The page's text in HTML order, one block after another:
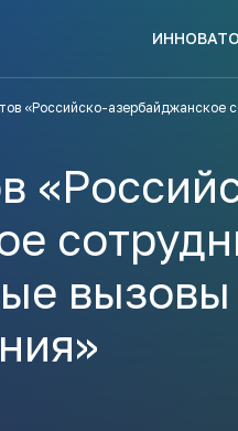
«Российско-азербайджанское
вызовы
Актуальные конкурсы
ПОИСКЕ МЕР
СЮДА